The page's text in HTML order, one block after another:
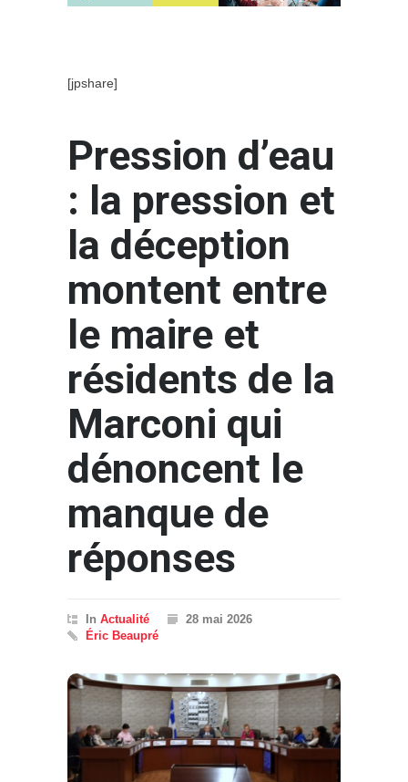
[jpshare]
Pression d’eau
: la pression et
la déception
montent entre
le maire et
résidents de la
Marconi qui
dénoncent le
manque de
réponses
In Actualité
28 mai 2026
Éric Beaupré